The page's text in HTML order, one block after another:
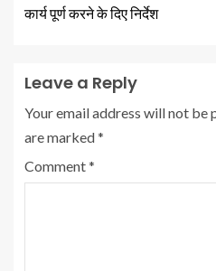
कार्य पूर्ण करने के दिए निर्देश
Leave a Reply
Your email address will not be
are marked*
Comment*